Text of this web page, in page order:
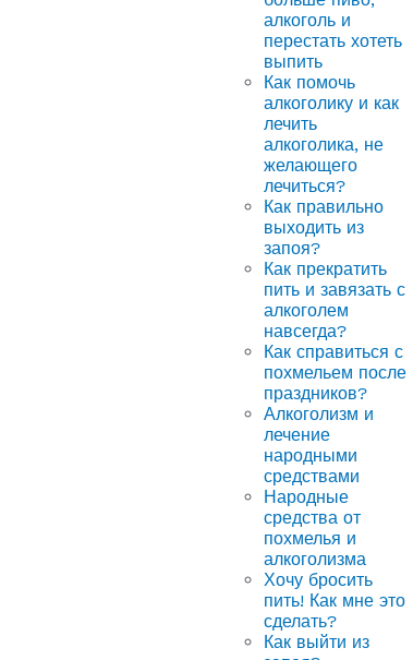
алкоголь и
перестать хотеть
выпить
Как помочь
алкоголику и как
лечить
алкоголика, не
желающего
лечиться?
Как правильно
выходить из
запоя?
Как прекратить
пить и завязать с
алкоголем
навсегда?
Как справиться с
похмельем после
праздников?
Алкоголизм и
лечение
народными
средствами
Народные
средства от
похмелья и
алкоголизма
Хочу бросить
пить! Как мне это
сделать?
Как выйти из